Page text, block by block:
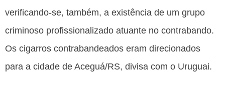
verificando-se, também, a existência de um grupo
criminoso profissionalizado atuante no contrabando.
Os cigarros contrabandeados eram direcionados
para a cidade de Aceguá/RS, divisa com o Uruguai.